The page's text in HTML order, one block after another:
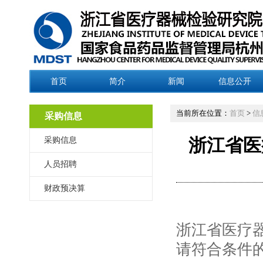
首页 简介 新闻 信息公开
采购信息
采购信息
人员招聘
财政预决算
当前所在位置： 首页 > 信
浙江省
浙江省医疗
请符合条件